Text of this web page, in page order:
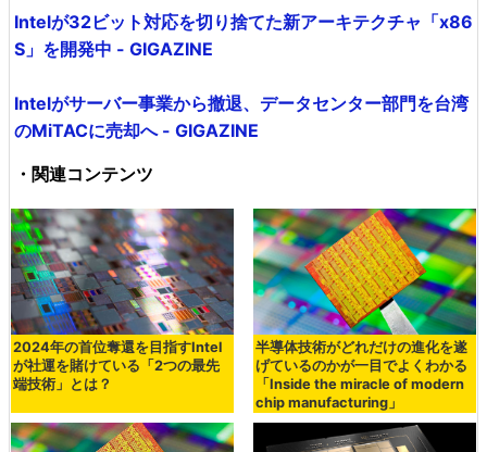
Intelが32ビット対応を切り捨てた新アーキテクチャ「x86
S」を開発中 - GIGAZINE
Intelがサーバー事業から撤退、データセンター部門を台湾
のMiTACに売却へ - GIGAZINE
・関連コンテンツ
2024年の首位奪還を目指すIntel
が社運を賭けている「2つの最先
端技術」とは？
半導体技術がどれだけの進化を遂
げているのかが一目でよくわかる
「Inside the miracle of modern
chip manufacturing」